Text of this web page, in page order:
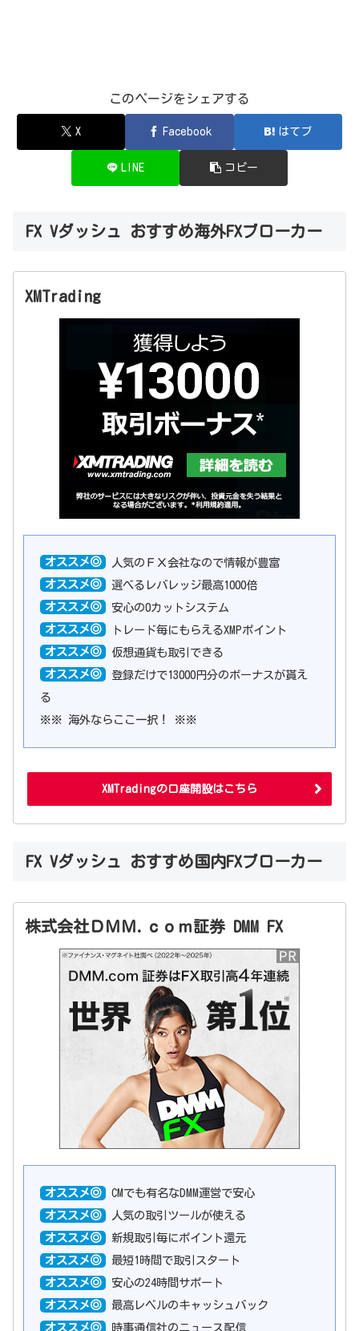
このページをシェアする
X Facebook はてブ
LINE コピー
FX Vダッシュ おすすめ海外FXブローカー
XMTrading
オススメ◎ 人気のＦＸ会社なので情報が豊富
オススメ◎ 選べるレバレッジ最高1000倍
オススメ◎ 安心の0カットシステム
オススメ◎ トレード毎にもらえるXMPポイント
オススメ◎ 仮想通貨も取引できる
オススメ◎ 登録だけで13000円分のボーナスが貰え
る
※※ 海外ならここ一択！ ※※
XMTradingの口座開設はこちら
FX Vダッシュ おすすめ国内FXブローカー
株式会社ＤＭＭ.ｃｏｍ証券 DMM FX
オススメ◎ CMでも有名なDMM運営で安心
オススメ◎ 人気の取引ツールが使える
オススメ◎ 新規取引毎にポイント還元
オススメ◎ 最短1時間で取引スタート
オススメ◎ 安心の24時間サポート
オススメ◎ 最高レベルのキャッシュバック
オススメ◎ 時事通信社のニュース配信